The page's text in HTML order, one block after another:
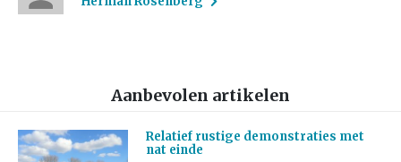
Aanbevolen artikelen
Relatief rustige demonstraties met
nat einde